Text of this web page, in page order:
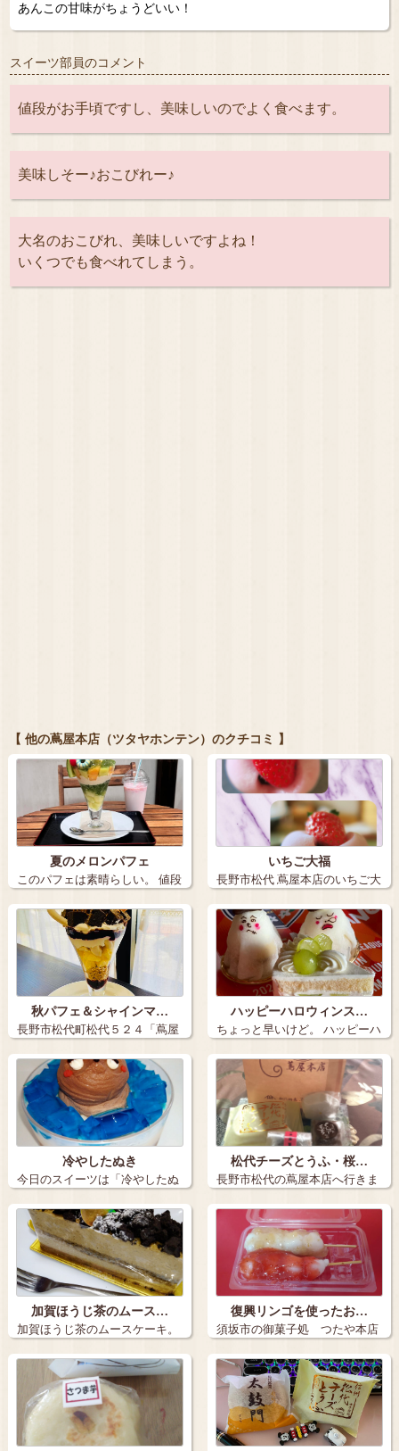
あんこの甘味がちょうどいい！
スイーツ部員のコメント
値段がお手頃ですし、美味しいのでよく食べます。
美味しそー♪おこびれー♪
大名のおこびれ、美味しいですよね！
いくつでも食べれてしまう。
【 他の蔦屋本店（ツタヤホンテン）のクチコミ 】
夏のメロンパフェ
このパフェは素晴らしい。 値段
も見た目…
いちご大福
長野市松代 蔦屋本店のいちご大
福。税込み…
秋パフェ＆シャインマ…
長野市松代町松代５２４「蔦屋
本店」さんの…
ハッピーハロウィンス…
ちょっと早いけど。 ハッピーハ
ロウィン…
冷やしたぬき
今日のスイーツは「冷やしたぬ
き」 え？…
松代チーズとうふ・桜…
長野市松代の蔦屋本店へ行きま
した。 松…
加賀ほうじ茶のムース…
加賀ほうじ茶のムースケーキ。
控え目の…
復興リンゴを使ったお…
須坂市の御菓子処 つたや本店
さんのお団子…